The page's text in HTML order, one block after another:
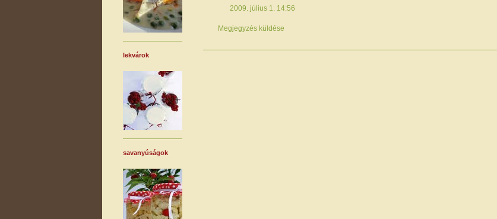
2009. július 1. 14:56
Megjegyzés küldése
lekvárok
savanyúságok